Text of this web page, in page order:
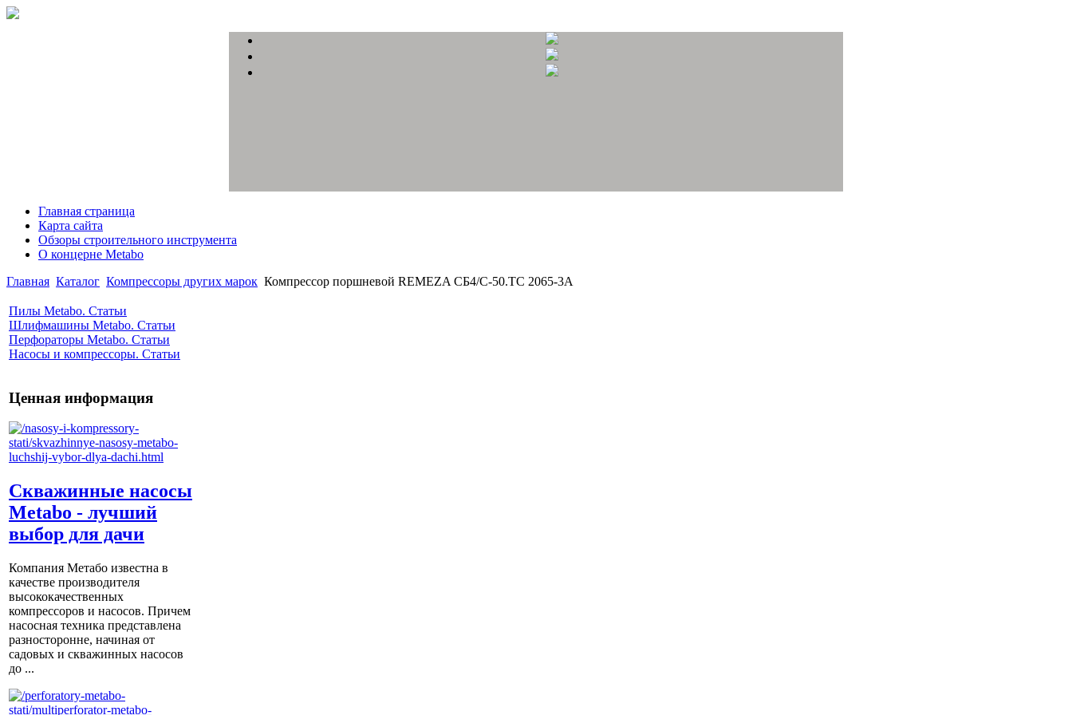
Главная страница
Карта сайта
Обзоры строительного инструмента
О концерне Metabo
Главная Каталог Компрессоры других марок Компрессор поршневой REMEZA СБ4/С-50.ТС 2065-3А
Пилы Metabo. Статьи
Шлифмашины Metabo. Статьи
Перфораторы Metabo. Статьи
Насосы и компрессоры. Статьи
Ценная информация
Скважинные насосы
Metabo - лучший
выбор для дачи
Компания Метабо известна в
качестве производителя
высококачественных
компрессоров и насосов. Причем
насосная техника представлена
разносторонне, начиная от
садовых и скважинных насосов
до ...